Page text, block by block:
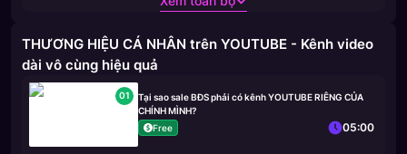
THƯƠNG HIỆU CÁ NHÂN trên YOUTUBE - Kênh video
dài vô cùng hiệu quả
01
Tại sao sale BĐS phải có kênh YOUTUBE RIÊNG CỦA
CHÍNH MÌNH?
Free
05:00